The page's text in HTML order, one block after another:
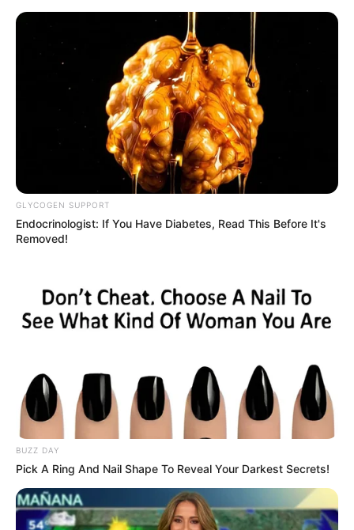
GLYCOGEN SUPPORT
Endocrinologist: If You Have Diabetes, Read This Before It's
Removed!
BUZZ DAY
Pick A Ring And Nail Shape To Reveal Your Darkest Secrets!